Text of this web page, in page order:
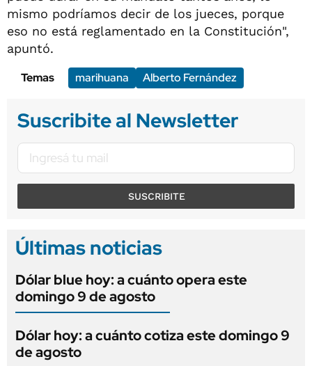
mismo podríamos decir de los jueces, porque
eso no está reglamentado en la Constitución",
apuntó.
Temas
marihuana Alberto Fernández
Suscribite al Newsletter
SUSCRIBITE
Últimas noticias
Dólar blue hoy: a cuánto opera este
domingo 9 de agosto
Dólar hoy: a cuánto cotiza este domingo 9
de agosto